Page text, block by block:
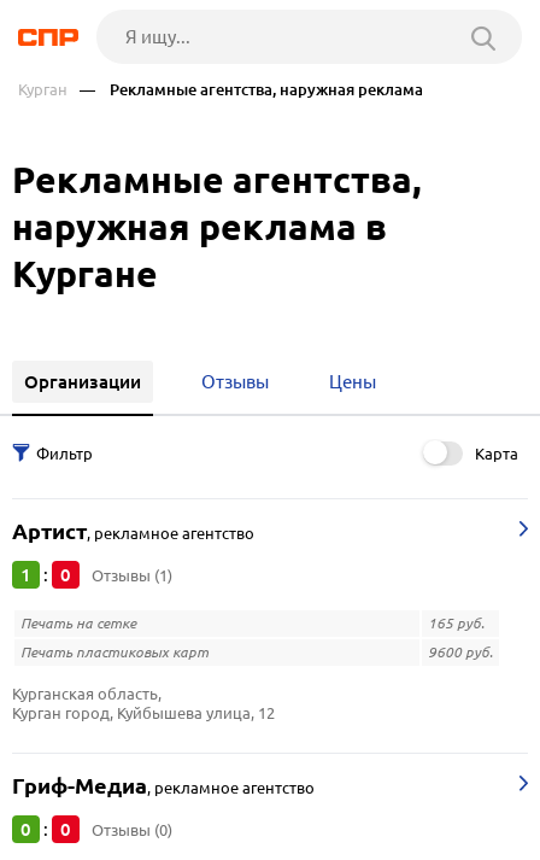
Курган — Рекламные агентства, наружная реклама
Рекламные агентства,
наружная реклама в
Кургане
Организации Отзывы Цены
Карта
Артист, рекламное агентство
1 : 0 Отзывы (1)
Печать на сетке
165 руб.
Печать пластиковых карт
9600 руб.
Курганская область,
Курган город, Куйбышева улица, 12
Гриф-Медиа, рекламное агентство
0 : 0 Отзывы (0)